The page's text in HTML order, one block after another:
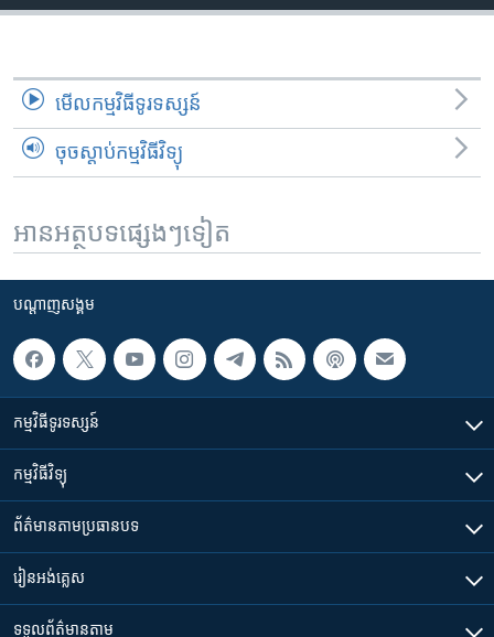
មើល​កម្មវិធី​ទូរទស្សន៍
ចុចស្តាប់កម្មវិធីវិទ្យុ
អានអត្ថបទផ្សេងៗទៀត
បណ្តាញ​សង្គម
កម្មវិធី​ទូរទស្សន៍
កម្មវិធី​វិទ្យុ
ព័ត៌មាន​តាមប្រធានបទ​
រៀន​​អង់គ្លេស
ទទួល​ព័ត៌មាន​តាម